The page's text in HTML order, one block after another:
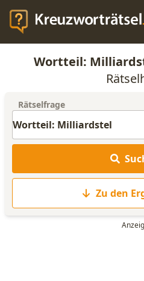
Wortteil:
Rätselfrage
Zu den